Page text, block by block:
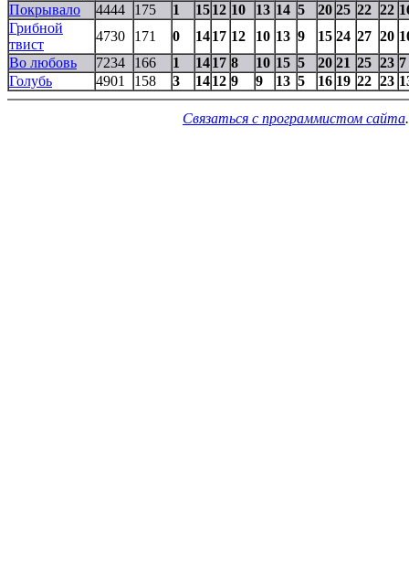
Покрывало 4444 175 1 1512 10 13 14 5 20 25 22 22
Грибной
твист
4730 171 0 1417 12 10 13 9 15 24 27 20
Во любовь
7234 166 1 1417 8 10 15 5 20 21 25 23 7
Голубь
4901 158 3 1412 9 9 13 5 16 19 22 23
Связаться с программистом сайта.